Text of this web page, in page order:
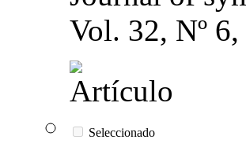
Vol. 32, Nº
Seleccionado